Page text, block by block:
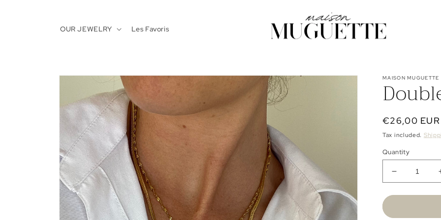
OUR JEWELRY Les Favoris
Skip to
information
MAISON MUGUETTE
Regular
price
€26,00 EUR
Tax included.
Quantity
Decrease
quantity
for
Collier